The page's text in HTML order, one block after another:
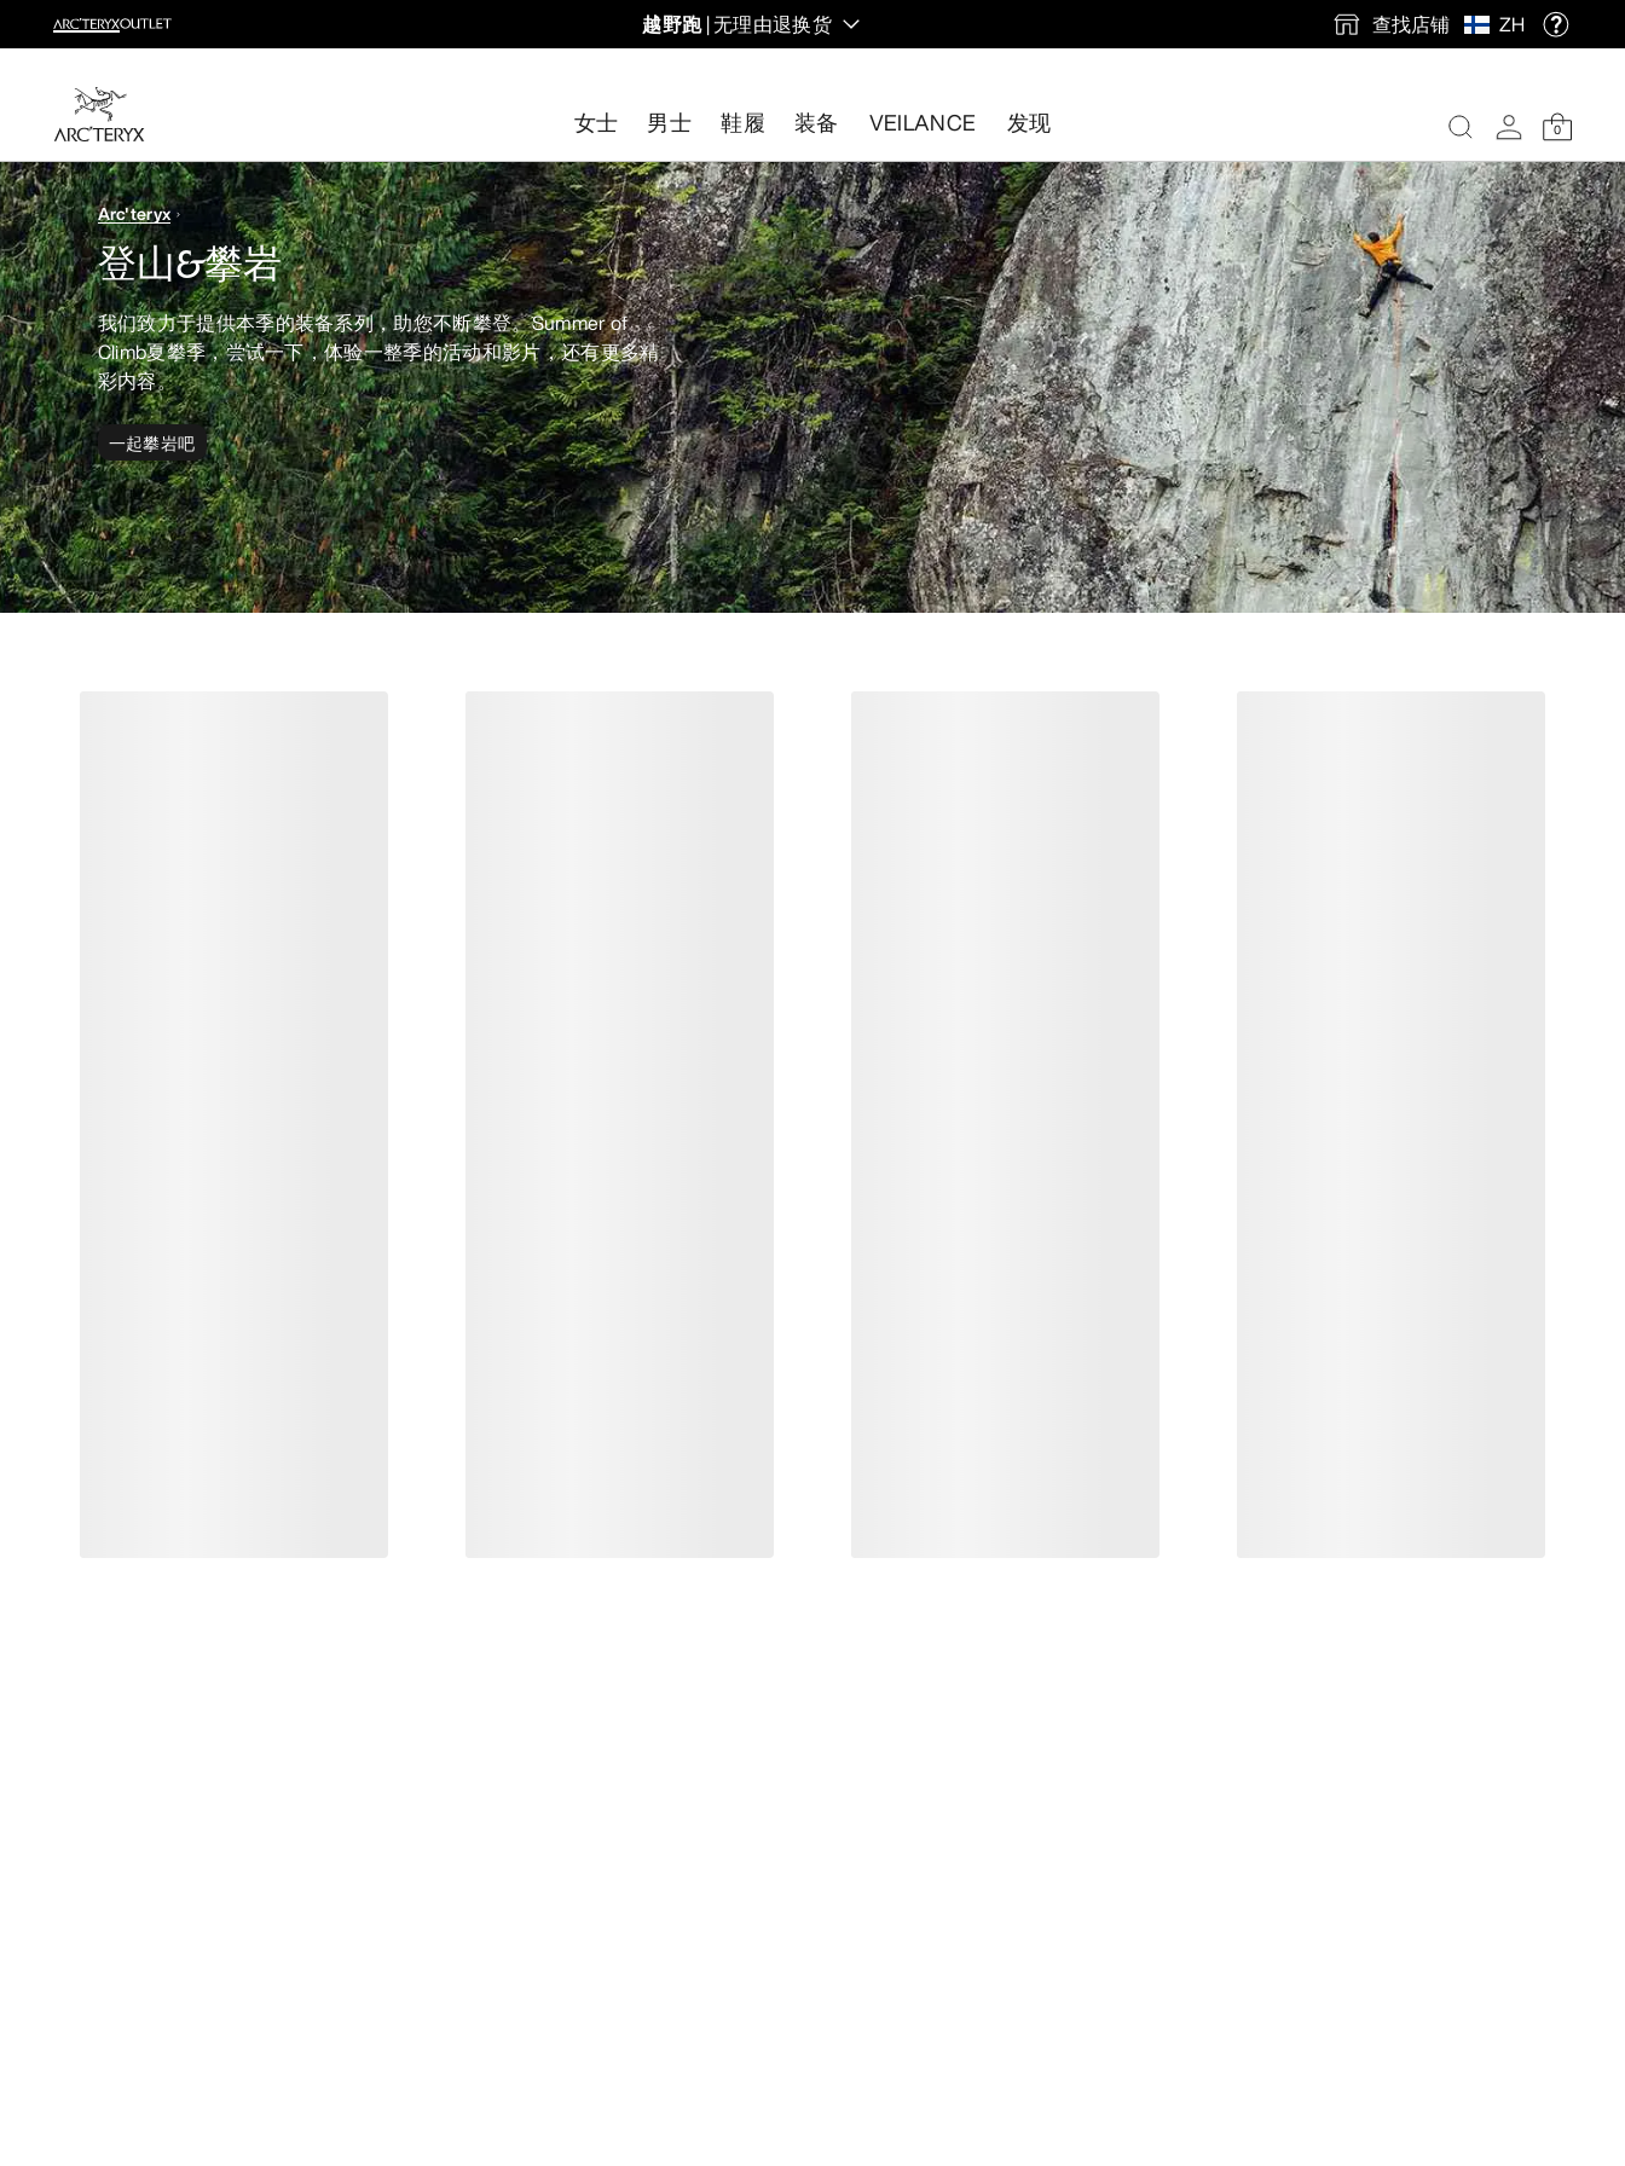
越野跑| 无理由退换货 查找店铺
ZH
打造全套越野跑装备
选购女士
无理由退换货
改变主意了？ 30天内购买的符合条件的商品可退换货。开始免费退货。
女士 男士 鞋履 装备 VEILANCE 发现 0
Arc'teryx
登山&攀岩
我们致力于提供本季的装备系列，助您不断攀登。Summer of
Climb夏攀季，尝试一下，体验一整季的活动和影片，还有更多精
彩内容。
一起攀岩吧